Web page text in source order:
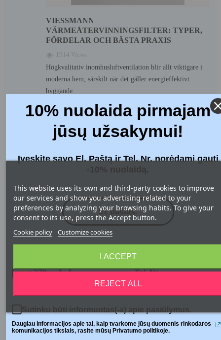
VIESSMANN
VÄRMEÅTERVINNINGSFILTER: TYPER,
FÖRDELAR OCH BÄSTA PRAXIS
1914 Views
Högkvalitativ inomhusluftventilation blir allt viktigare i
moderna hem, särskilt när det gäller energieffektivt
byggande.
Read more
TYPER, FÖRDELAR OCH HUR MAN
VÄLJER DE BÄSTA
1917 Views
En rekuperator är ett ventilationssystem med
värmeåtervinning som säkerställer tillförsel av frisk luft
samtidigt som värmen bibehålls. Mitsubishi
This website uses its own and third-party cookies to improve
our services and show you advertising related to your
preferences by analyzing your browsing habits. To give your
consent to its use, press the Accept button.
Cookie policy Customize cookies
REJECT ALL
I ACCEPT
10% nuolaida pirmajam
jūsų užsakymui!
Įveskite savo El. Paštą ir Tel. Nr. norėdami gauti
-10% nuolaidą.
+370
Sutinku būti informuotas(-a) apie pasiūlymus.
Daugiau informacijos apie tai, kaip tvarkome jūsų duomenis rinkodaros
komunikacijos tikslais, rasite mūsų Privatumo politikoje.